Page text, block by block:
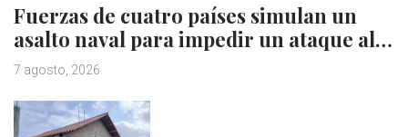
Fuerzas de cuatro países simulan un
asalto naval para impedir un ataque al…
7 agosto, 2026